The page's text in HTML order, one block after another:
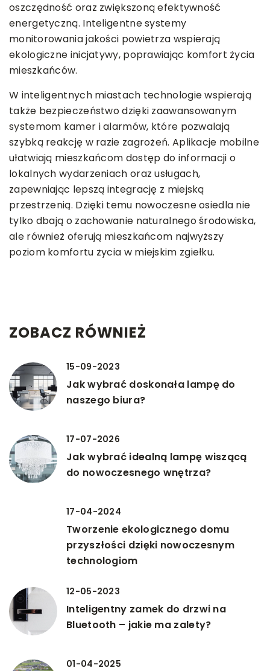
oszczędność oraz zwiększoną efektywność
energetyczną. Inteligentne systemy
monitorowania jakości powietrza wspierają
ekologiczne inicjatywy, poprawiając komfort życia
mieszkańców.
W inteligentnych miastach technologie wspierają
także bezpieczeństwo dzięki zaawansowanym
systemom kamer i alarmów, które pozwalają
szybką reakcję w razie zagrożeń. Aplikacje mobilne
ułatwiają mieszkańcom dostęp do informacji o
lokalnych wydarzeniach oraz usługach,
zapewniając lepszą integrację z miejską
przestrzenią. Dzięki temu nowoczesne osiedla nie
tylko dbają o zachowanie naturalnego środowiska,
ale również oferują mieszkańcom najwyższy
poziom komfortu życia w miejskim zgiełku.
ZOBACZ RÓWNIEŻ
15-09-2023
Jak wybrać doskonała lampę do
naszego biura?
17-07-2026
Jak wybrać idealną lampę wiszącą
do nowoczesnego wnętrza?
17-04-2024
Tworzenie ekologicznego domu
przyszłości dzięki nowoczesnym
technologiom
12-05-2023
Inteligentny zamek do drzwi na
Bluetooth – jakie ma zalety?
01-04-2025